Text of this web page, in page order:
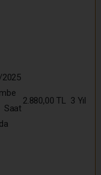
Saat
2.880,00 TL 3 Yıl